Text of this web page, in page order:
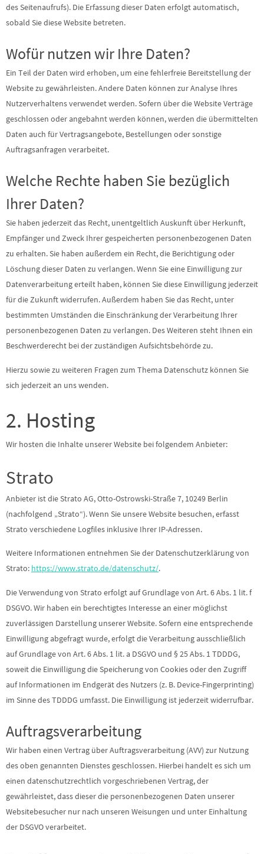
des Seitenaufrufs). Die Erfassung dieser Daten erfolgt automatisch,
sobald Sie diese Website betreten.
Wofür nutzen wir Ihre Daten?
Ein Teil der Daten wird erhoben, um eine fehlerfreie Bereitstellung der
Website zu gewährleisten. Andere Daten können zur Analyse Ihres
Nutzerverhaltens verwendet werden. Sofern über die Website Verträge
geschlossen oder angebahnt werden können, werden die übermittelten
Daten auch für Vertragsangebote, Bestellungen oder sonstige
Auftragsanfragen verarbeitet.
Welche Rechte haben Sie bezüglich
Ihrer Daten?
Sie haben jederzeit das Recht, unentgeltlich Auskunft über Herkunft,
Empfänger und Zweck Ihrer gespeicherten personenbezogenen Daten
zu erhalten. Sie haben außerdem ein Recht, die Berichtigung oder
Löschung dieser Daten zu verlangen. Wenn Sie eine Einwilligung zur
Datenverarbeitung erteilt haben, können Sie diese Einwilligung jederzeit
für die Zukunft widerrufen. Außerdem haben Sie das Recht, unter
bestimmten Umständen die Einschränkung der Verarbeitung Ihrer
personenbezogenen Daten zu verlangen. Des Weiteren steht Ihnen ein
Beschwerderecht bei der zuständigen Aufsichtsbehörde zu.
Hierzu sowie zu weiteren Fragen zum Thema Datenschutz können Sie
sich jederzeit an uns wenden.
2. Hosting
Wir hosten die Inhalte unserer Website bei folgendem Anbieter:
Strato
Anbieter ist die Strato AG, Otto-Ostrowski-Straße 7, 10249 Berlin
(nachfolgend „Strato“). Wenn Sie unsere Website besuchen, erfasst
Strato verschiedene Logfiles inklusive Ihrer IP-Adressen.
Weitere Informationen entnehmen Sie der Datenschutzerklärung von
Strato: https://www.strato.de/datenschutz/.
Die Verwendung von Strato erfolgt auf Grundlage von Art. 6 Abs. 1 lit. f
DSGVO. Wir haben ein berechtigtes Interesse an einer möglichst
zuverlässigen Darstellung unserer Website. Sofern eine entsprechende
Einwilligung abgefragt wurde, erfolgt die Verarbeitung ausschließlich
auf Grundlage von Art. 6 Abs. 1 lit. a DSGVO und § 25 Abs. 1 TDDDG,
soweit die Einwilligung die Speicherung von Cookies oder den Zugriff
auf Informationen im Endgerät des Nutzers (z. B. Device-Fingerprinting)
im Sinne des TDDDG umfasst. Die Einwilligung ist jederzeit widerrufbar.
Auftragsverarbeitung
Wir haben einen Vertrag über Auftragsverarbeitung (AVV) zur Nutzung
des oben genannten Dienstes geschlossen. Hierbei handelt es sich um
einen datenschutzrechtlich vorgeschriebenen Vertrag, der
gewährleistet, dass dieser die personenbezogenen Daten unserer
Websitebesucher nur nach unseren Weisungen und unter Einhaltung
der DSGVO verarbeitet.